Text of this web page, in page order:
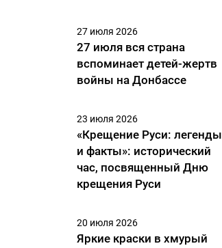
27 июля 2026
27 июля вся страна
вспоминает детей-жертв
войны на Донбассе
23 июля 2026
«Крещение Руси: легенды
и факты»: исторический
час, посвященный Дню
крещения Руси
20 июля 2026
Яркие краски в хмурый